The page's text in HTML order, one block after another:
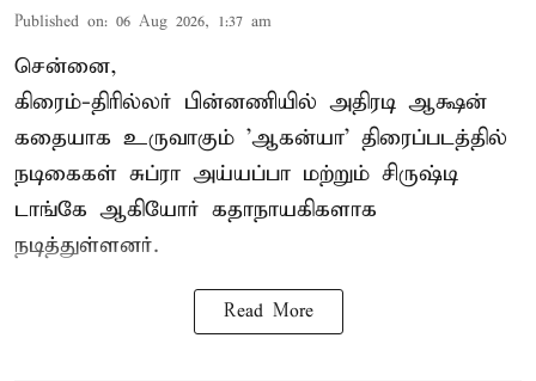
Published on: 06 Aug 2026, 1:37 am
சென்னை,
கிரைம்-திரில்லர் பின்னணியில் அதிரடி ஆக்ஷன்
கதையாக உருவாகும் 'ஆகன்யா' திரைப்படத்தில்
நடிகைகள் சுப்ரா அய்யப்பா மற்றும் சிருஷ்டி
டாங்கே ஆகியோர் கதாநாயகிகளாக
நடித்துள்ளனர்.
Read More